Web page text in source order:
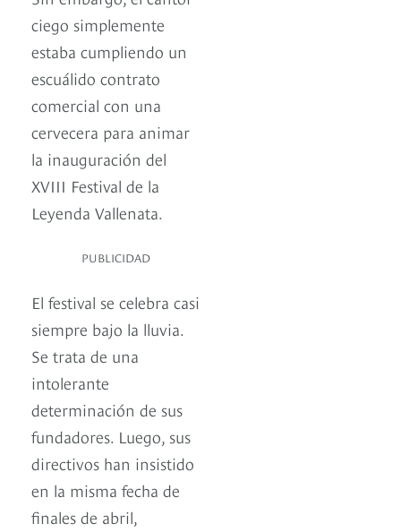
ciego simplemente
estaba cumpliendo un
escuálido contrato
comercial con una
cervecera para animar
la inauguración del
XVIII Festival de la
Leyenda Vallenata.
PUBLICIDAD
El festival se celebra casi
siempre bajo la lluvia.
Se trata de una
intolerante
determinación de sus
fundadores. Luego, sus
directivos han insistido
en la misma fecha de
finales de abril,